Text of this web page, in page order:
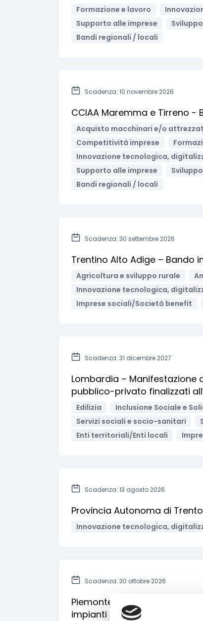
Formazione e lavoro
Supporto alle imprese
Bandi regionali / locali
Scadenza: 10 novembre 2026
CCIAA Maremma e Tirreno
Acquisto macchinari e/o
Competitività imprese
Innovazione tecnologica,
Supporto alle imprese
Bandi regionali / locali
Scadenza: 30 settembre 2026
Trentino Alto Adige – Bando
Agricoltura e sviluppo rurale
Innovazione tecnologica,
Imprese sociali/Società benefit
Scadenza: 31 dicembre 2027
Lombardia – Manifestazione
pubblico-privato finalizzati
Edilizia Inclusione Sociale e
Servizi sociali e socio-sanitari
Enti territoriali/Enti locali
Scadenza: 13 agosto 2026
Provincia Autonoma di
Innovazione tecnologica,
Scadenza: 30 ottobre 2026
Piemonte - Bando Efficienza
impianti pubblici destinati ad